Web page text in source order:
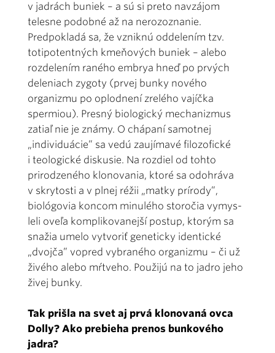
v jadrách buniek – a sú si preto navzájom
telesne podobné až na nerozoznanie.
Predpokladá sa, že vzniknú oddelením tzv.
totipotentných kmeňových buniek – alebo
rozdelením raného embrya hneď po prvých
deleniach zygoty (prvej bunky nového
organizmu po oplodnení zrelého vajíčka
spermiou). Presný biologický mechanizmus
zatiaľ nie je známy. O chápaní samotnej
„individuácie” sa vedú zaujímavé filozofické
i teo­logické diskusie. Na rozdiel od tohto
prirodzeného klonovania, ktoré sa odohráva
v skrytosti a v plnej réžii „matky prírody”,
biológovia koncom minulého storočia vymys­
leli oveľa komplikovanejší postup, ktorým sa
snažia umelo vytvoriť geneticky identické
„dvojča” vopred vybraného organizmu – či už
živého alebo mŕtveho. Použijú na to jadro jeho
živej bunky.
Tak prišla na svet aj prvá klonovaná ovca
Dolly? Ako prebieha prenos bunkového
jadra?